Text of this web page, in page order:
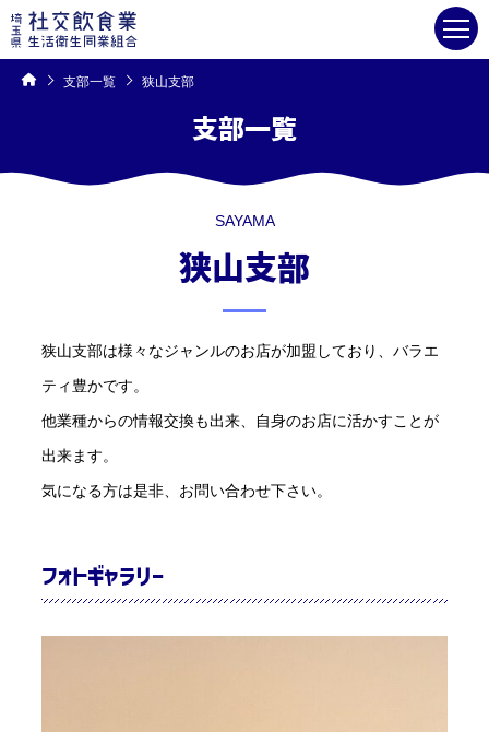
へ
支部一覧 狭山支部
支部一覧
SAYAMA
狭山支部
狭山支部は様々なジャンルのお店が加盟しており、バラエ
ティ豊かです。
他業種からの情報交換も出来、自身のお店に活かすことが
出来ます。
気になる方は是非、お問い合わせ下さい。
フォトギャラリー